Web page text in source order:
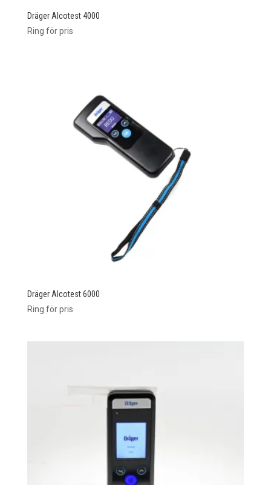
Dräger Alcotest 4000
Ring för pris
Dräger Alcotest 6000
Ring för pris